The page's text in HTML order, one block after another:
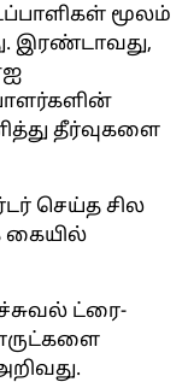
மூலம்
இரண்டாவது,
தீர்வுகளை
செய்த சில
கையில்
ட்ரை-